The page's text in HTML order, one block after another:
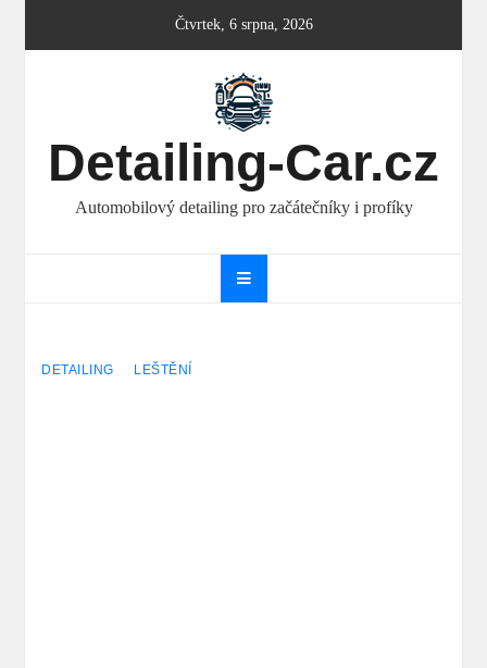
Čtvrtek, 6 srpna, 2026
Detailing-Car.cz
Automobilový detailing pro začátečníky i profíky
DETAILING LEŠTĚNÍ